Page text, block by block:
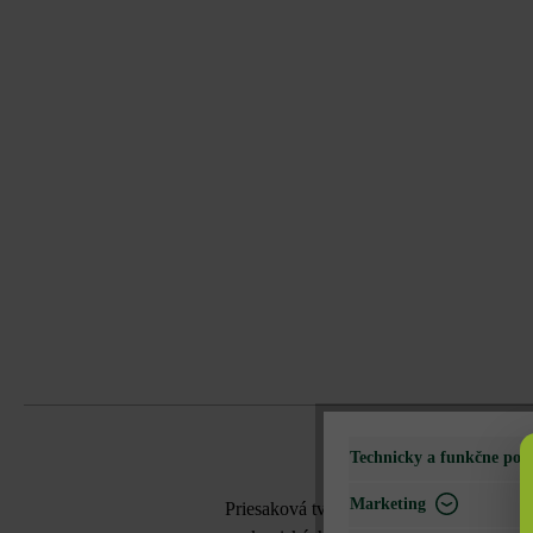
Priesaková tvárnica Eko plus VG4 sa
Technicky a funkčne
Marketing